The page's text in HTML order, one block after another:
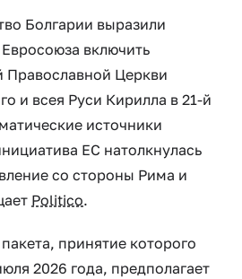
Болгарии выразили
включить
Православной Церкви
и всея Руси Кирилла в 21-й
источники
ЕС натолкнулась
со стороны Рима и
Politico.
принятие которого
2026 года, предполагает